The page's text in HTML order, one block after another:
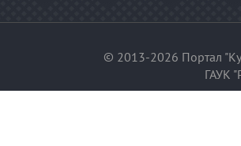
© 2013-2026 Портал
ГАУК